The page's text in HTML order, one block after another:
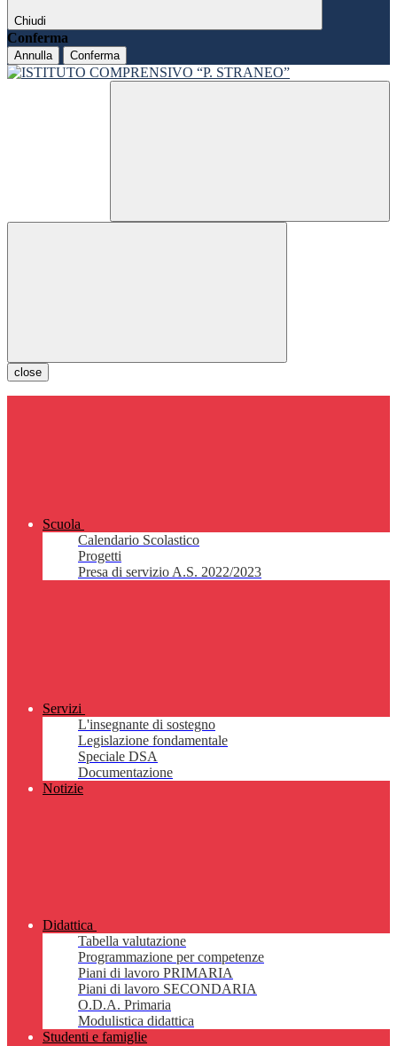
Chiudi
Conferma
Annulla Conferma
close
Scuola
Calendario Scolastico
Progetti
Presa di servizio A.S. 2022/2023
Servizi
L'insegnante di sostegno
Legislazione fondamentale
Speciale DSA
Documentazione
Notizie
Didattica
Tabella valutazione
Programmazione per competenze
Piani di lavoro PRIMARIA
Piani di lavoro SECONDARIA
O.D.A. Primaria
Modulistica didattica
Studenti e famiglie